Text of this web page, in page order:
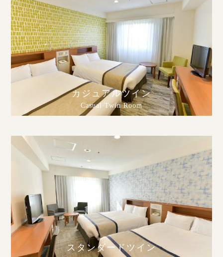
カジュアルツイン
Casual Twin Room
スタンダードツイン